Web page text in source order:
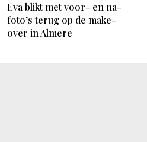
Eva blikt met voor- en na-
foto’s terug op de make-
over in Almere